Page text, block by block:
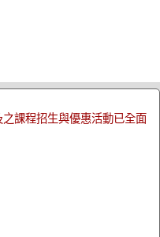
課程招生與優惠活動已全面